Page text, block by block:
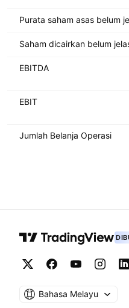
Purata saham asas belum
Saham dicairkan belum
EBITDA
EBIT
Jumlah Belanja Operasi
Bahasa Melayu